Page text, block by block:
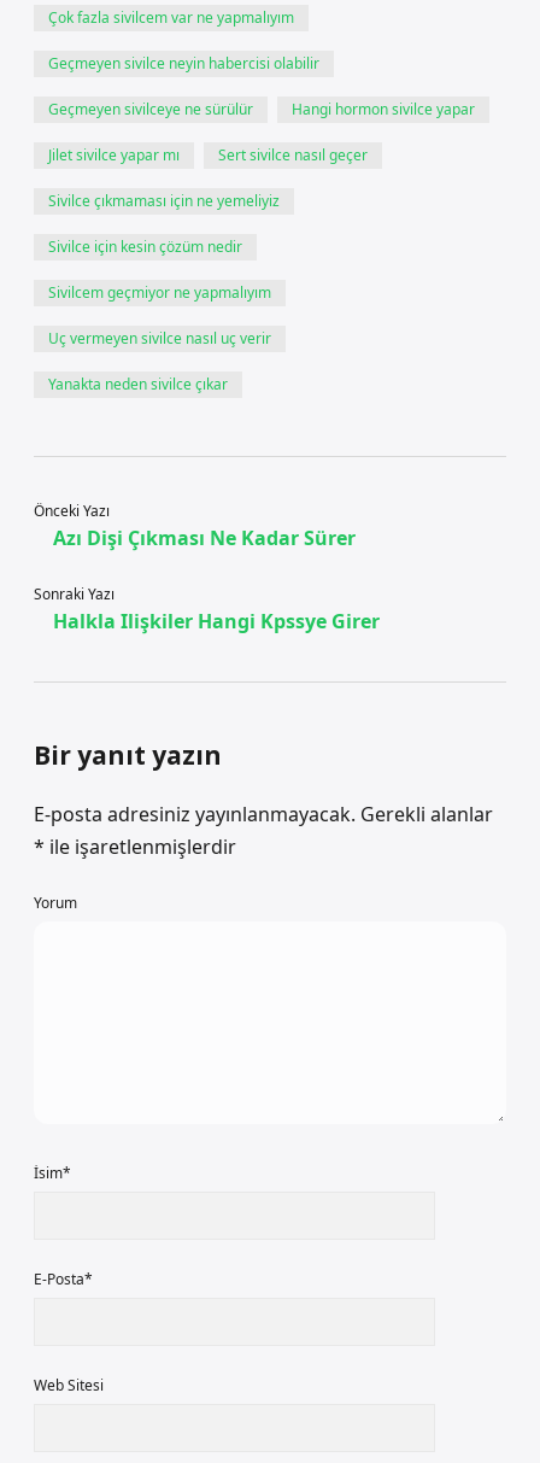
Çok fazla sivilcem var ne yapmalıyım
Geçmeyen sivilce neyin habercisi olabilir
Geçmeyen sivilceye ne sürülür Hangi hormon sivilce yapar
Jilet sivilce yapar mı Sert sivilce nasıl geçer
Sivilce çıkmaması için ne yemeliyiz
Sivilce için kesin çözüm nedir
Sivilcem geçmiyor ne yapmalıyım
Uç vermeyen sivilce nasıl uç verir
Yanakta neden sivilce çıkar
Önceki Yazı
Azı Dişi Çıkması Ne Kadar Sürer
Sonraki Yazı
Halkla Ilişkiler Hangi Kpssye Girer
Bir yanıt yazın
E-posta adresiniz yayınlanmayacak. Gerekli alanlar
* ile işaretlenmişlerdir
Yorum
İsim*
E-Posta*
Web Sitesi